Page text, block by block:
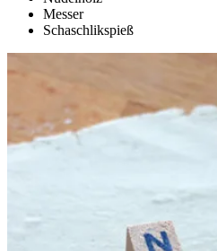
Messer
Schaschlikspieß